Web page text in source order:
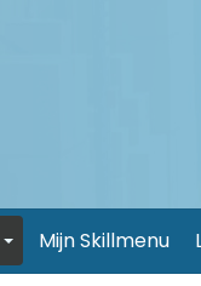
Mijn Skillmenu